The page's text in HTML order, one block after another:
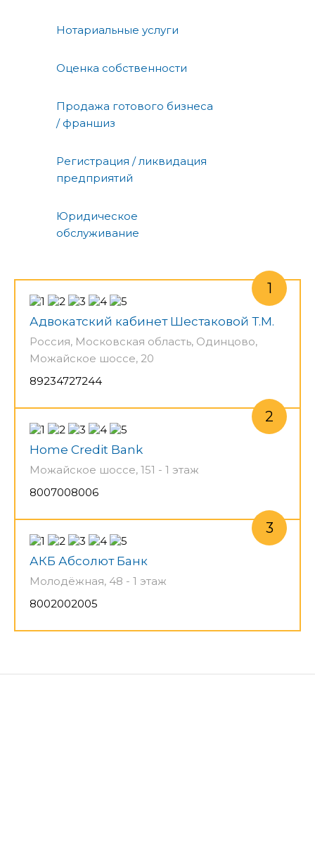
Нотариальные услуги
Оценка собственности
Продажа готового бизнеса
/ франшиз
Регистрация / ликвидация
предприятий
Юридическое
обслуживание
Адвокатский кабинет Шестаковой Т.М.
Россия, Московская область, Одинцово,
Можайское шоссе, 20
89234727244
Home Credit Bank
Можайское шоссе, 151 - 1 этаж
8007008006
АКБ Абсолют Банк
Молодёжная, 48 - 1 этаж
8002002005